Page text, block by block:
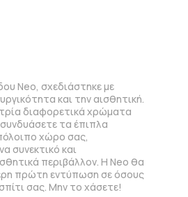
Neo, σχεδιάστηκε με
και την αισθητική.
διαφορετικά χρώματα
τα έπιπλα
χώρο σας,
συνεκτικό και
περιβάλλον. Η Neo θα
πρώτη εντύπωση σε όσους
σας. Μην το χάσετε!